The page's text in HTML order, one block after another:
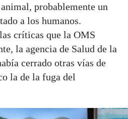
probablemente un
a los humanos.
críticas que la OMS
la agencia de Salud de la
cerrado otras vías de
la de la fuga del